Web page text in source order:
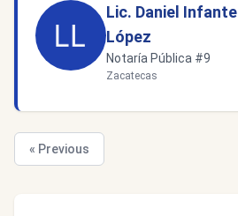
Lic. Daniel Infante
López
Notaría Pública #9
Zacatecas
« Previous